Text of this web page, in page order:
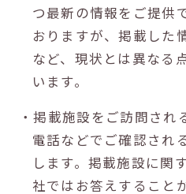
つ最新の情報をご提供
おりますが、掲載した
など、現状とは異なる
います。
・掲載施設をご訪問され
電話などでご確認され
します。掲載施設に関
社ではお答えすること